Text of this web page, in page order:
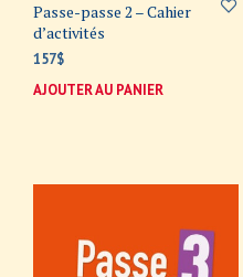
Passe-passe 2 – Cahier
d’activités
157$
AJOUTER AU PANIER